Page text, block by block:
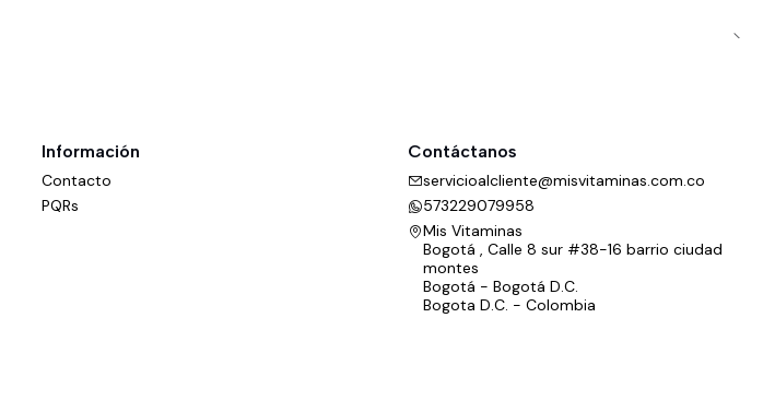
Información
Contacto
PQRs
Contáctanos
servicioalcliente@misvitaminas.com.co
573229079958
Mis Vitaminas
Bogotá , Calle 8 sur #38-16 barrio ciudad
montes
Bogotá - Bogotá D.C.
Bogota D.C. - Colombia